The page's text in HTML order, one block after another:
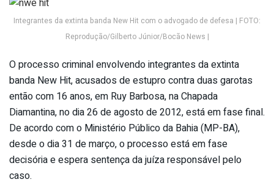
Integrantes da extinta banda New Hit com o advogado de defesa | FOTO:
Reprodução/Gilberto Júnior/Bocão News |
O processo criminal envolvendo integrantes da extinta
banda New Hit, acusados de estupro contra duas garotas
então com 16 anos, em Ruy Barbosa, na Chapada
Diamantina, no dia 26 de agosto de 2012, está em fase final.
De acordo com o Ministério Público da Bahia (MP-BA),
desde o dia 31 de março, o processo está em fase
decisória e espera sentença da juíza responsável pelo
caso.